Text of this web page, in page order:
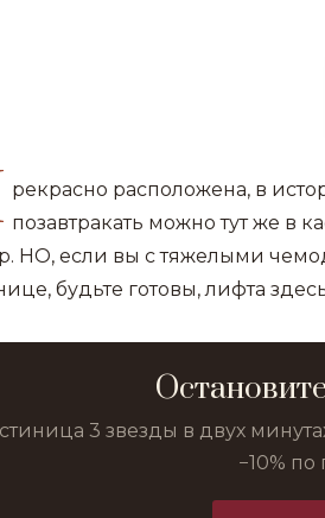
рекрасно расположена, в
позавтракать можно тут же в
НО, если вы с тяжелыми
будьте готовы, лифта
3 звезды в двух
−10%